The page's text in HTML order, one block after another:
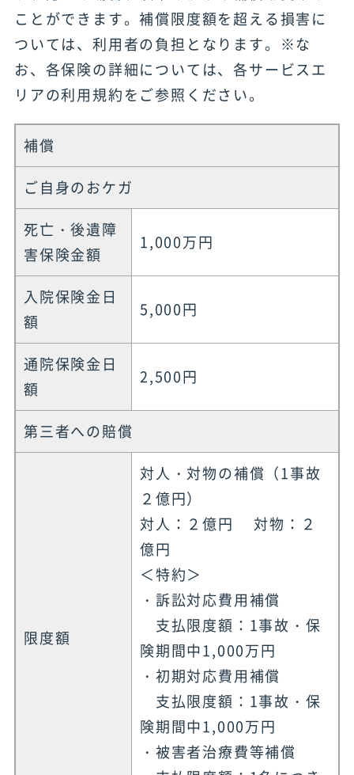
ことができます。補償限度額を超える損害に
ついては、利用者の負担となります。※な
お、各保険の詳細については、各サービスエ
リアの利用規約をご参照ください。
補償
ご自身のおケガ
死亡・後遺障
害保険金額
1,000万円
入院保険金日
額
5,000円
通院保険金日
額
2,500円
第三者への賠償
限度額
対人・対物の補償（1事故
２億円）
対人：２億円 対物：２
億円
＜特約＞
・訴訟対応費用補償
支払限度額：1事故・保
険期間中1,000万円
・初期対応費用補償
支払限度額：1事故・保
険期間中1,000万円
・被害者治療費等補償